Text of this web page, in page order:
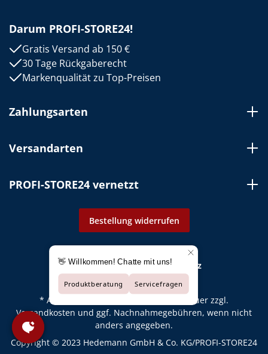
Darum PROFI-STORE24!
Gratis Versand ab 150 €
30 Tage Rückgaberecht
Markenqualität zu Top-Preisen
Zahlungsarten
Versandarten
PROFI-STORE24 vernetzt
Bestellung widerrufen
Impressum AGB Datenschutz
* Alle Preise inkl. gesetzl. Mehrwertsteuer zzgl.
Versandkosten und ggf. Nachnahmegebühren, wenn nicht
anders angegeben.
Copyright © 2023 Hedemann GmbH & Co. KG/PROFI-STORE24